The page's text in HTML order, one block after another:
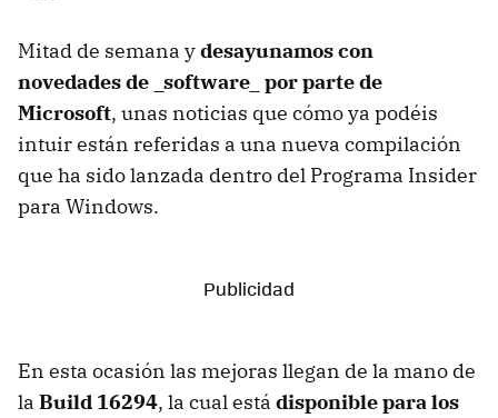
Mitad de semana ydesayunamos con
novedades de _software_ por parte de
Microsoft, unas noticias que cómo ya podéis
intuir están referidas a una nueva compilación
que ha sido lanzada dentro del Programa Insider
para Windows.
En esta ocasión las mejoras llegan de la mano de
la Build 16294, la cual está disponible para los